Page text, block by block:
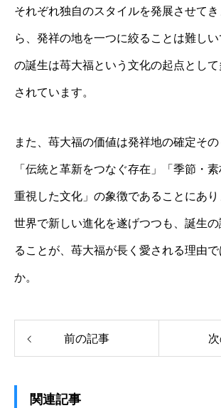
それぞれ独自のスタイルを発展させて
ら、発祥の地を一つに絞ることは難し
の誕生は苺大福という文化の起点とし
されています。
また、苺大福の価値は発祥地の確定その
「伝統と革新をつなぐ存在」「季節・
重視した文化」の象徴であることにあ
世界で新しい進化を遂げつつも、誕生
ることが、苺大福が長く愛される理由で
か。
前の記事
関連記事